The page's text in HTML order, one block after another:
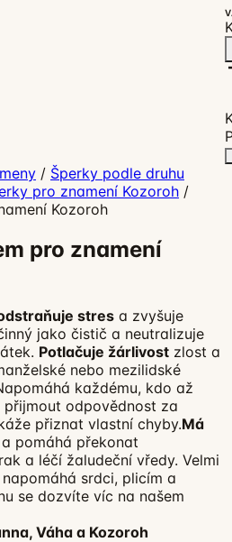
/ Šperky podle druhu
pro znamení Kozoroh /
Kozoroh
pro znamení
stres a zvyšuje
jako čistič a neutralizuje
Potlačuje žárlivost zlost a
nebo mezilidské
každému, kdo až
odpovědnost za
přiznat vlastní chyby.Má
a pomáhá překonat
a léčí žaludeční vředy. Velmi
srdci, plicím a
se dozvíte víc na našem
Váha a Kozoroh